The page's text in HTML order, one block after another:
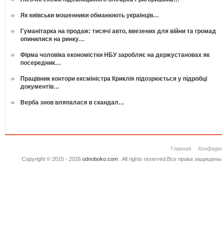
Як київськи мошенники обманюють українців…
Гуманітарка на продаж: тисячі авто, ввезених для війни та громад
опинилися на ринку…
Фірма чоловіка економістки НБУ заробляє на держустановах як
посередник…
Працівник контори ексміністра Криклія підозрюється у підробці
документів…
Верба знов вляпалася в скандал…
Главная
Copyright © 2015 - 2026 odnoboko.com. All rights reserved.Все права защищены.